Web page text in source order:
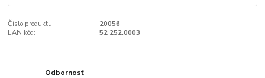
Číslo produktu:
20056
EAN kód:
52 252.0003
Odbornosť